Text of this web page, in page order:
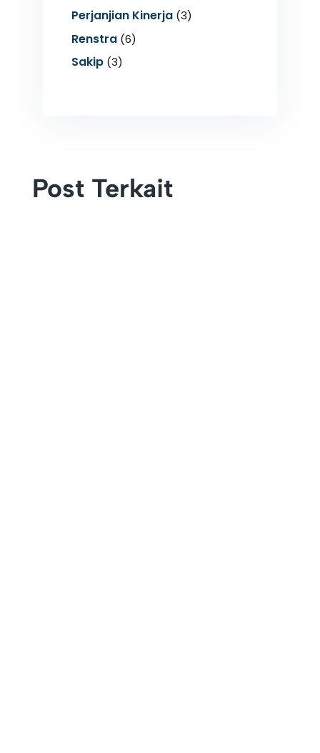
Perjanjian Kinerja(3)
Renstra(6)
Sakip(3)
Post Terkait